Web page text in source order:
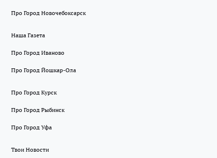
Про Город Новочебоксарск
Наша Газета
Про Город Иваново
Про Город Йошкар-Ола
Про Город Курск
Про Город Рыбинск
Про Город Уфа
Твои Новости